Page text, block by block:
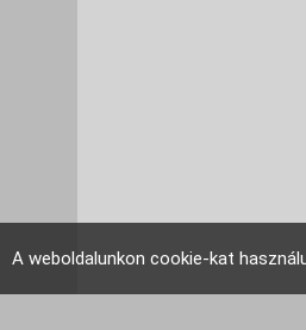
A weboldalunkon cookie-kat